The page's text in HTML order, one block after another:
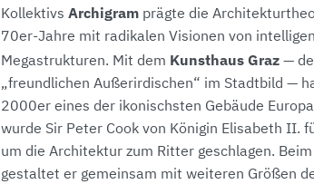
KollektivsArchigram prägte die
70er-Jahre mit radikalen Visionen von
Megastrukturen. Mit dem Kunsthaus Graz —
„freundlichen Außerirdischen“ im Stadtbild —
2000er eines der ikonischsten Gebäude
wurde Sir Peter Cook von Königin Elisabeth II.
um die Architektur zum Ritter geschlagen. Beim
gestaltet er gemeinsam mit weiteren Größen